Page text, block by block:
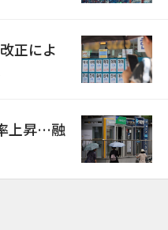
正によ
上昇…融